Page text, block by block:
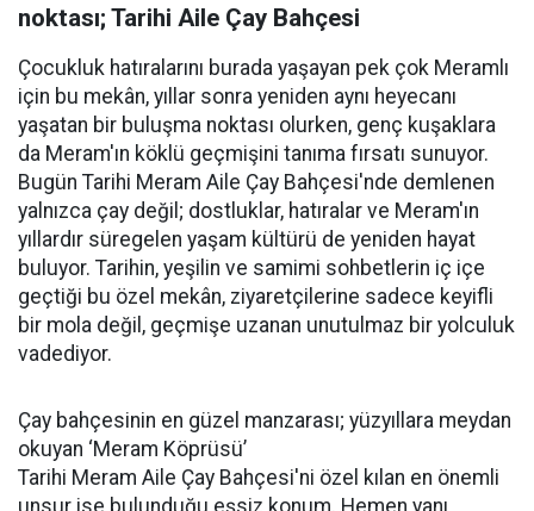
noktası; Tarihi Aile Çay Bahçesi
Çocukluk hatıralarını burada yaşayan pek çok Meramlı
için bu mekân, yıllar sonra yeniden aynı heyecanı
yaşatan bir buluşma noktası olurken, genç kuşaklara
da Meram'ın köklü geçmişini tanıma fırsatı sunuyor.
Bugün Tarihi Meram Aile Çay Bahçesi'nde demlenen
yalnızca çay değil; dostluklar, hatıralar ve Meram'ın
yıllardır süregelen yaşam kültürü de yeniden hayat
buluyor. Tarihin, yeşilin ve samimi sohbetlerin iç içe
geçtiği bu özel mekân, ziyaretçilerine sadece keyifli
bir mola değil, geçmişe uzanan unutulmaz bir yolculuk
vadediyor.
Çay bahçesinin en güzel manzarası; yüzyıllara meydan
okuyan ‘Meram Köprüsü’
Tarihi Meram Aile Çay Bahçesi'ni özel kılan en önemli
unsur ise bulunduğu eşsiz konum. Hemen yanı